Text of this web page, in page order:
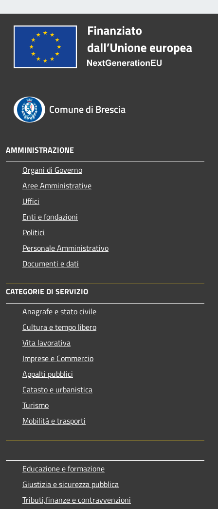
Comune di Brescia
AMMINISTRAZIONE
Organi di Governo
Aree Amministrative
Uffici
Enti e fondazioni
Politici
Personale Amministrativo
Documenti e dati
CATEGORIE DI SERVIZIO
Anagrafe e stato civile
Cultura e tempo libero
Vita lavorativa
Imprese e Commercio
Appalti pubblici
Catasto e urbanistica
Turismo
Mobilità e trasporti
Educazione e formazione
Giustizia e sicurezza pubblica
Tributi,finanze e contravvenzioni